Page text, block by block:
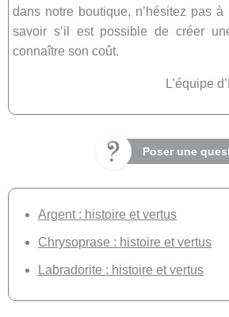
dans notre boutique, n’hésitez pas à
savoir s’il est possible de créer
connaître son coût.
L’équipe
Poser une
Argent : histoire et vertus
Chrysoprase : histoire et vertus
Labradorite : histoire et vertus